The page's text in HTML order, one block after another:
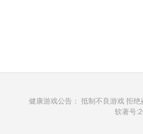
健康游戏公告： 抵制不良游戏 拒
软著号